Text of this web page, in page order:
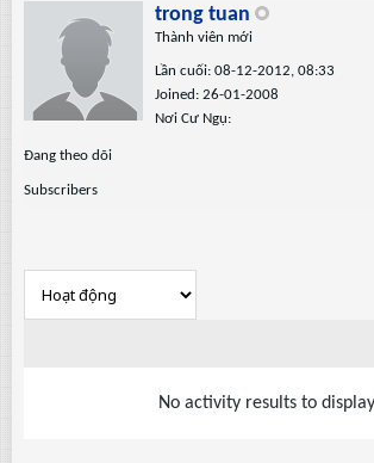
trong tuan
Thành viên mới
Lần cuối: 08-12-2012, 08:33
Joined: 26-01-2008
Nơi Cư Ngụ:
Ðang theo dõi
Subscribers
No activity results to display